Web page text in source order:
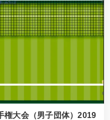
権大会（男子団体）2019